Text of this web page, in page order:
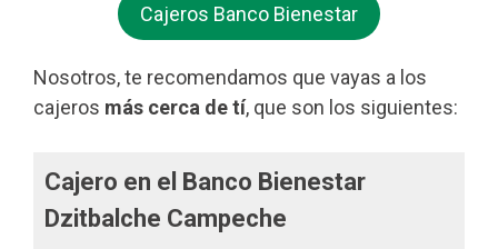
Cajeros Banco Bienestar
Nosotros, te recomendamos que vayas a los
cajeros más cerca de tí, que son los siguientes:
Cajero en el Banco Bienestar
Dzitbalche Campeche